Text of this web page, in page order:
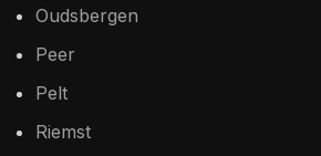
Oudsbergen
Peer
Pelt
Riemst